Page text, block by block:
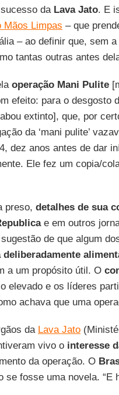
da Lava Jato. E
Mãos Limpas – que
– ao definir que, sem
tantas outras antes
operação Mani Pulite
efeito: para o desgosto
extinto], que, por
da ‘mani pulite’
dez anos antes de dar
Ele fez um copia/
preso, detalhes de sua
e em outros
de que algum
a um propósito útil. O
elevado e os líderes
achava que uma
da Lava Jato
vivo o interesse
da operação. O
se fosse uma novela. “E